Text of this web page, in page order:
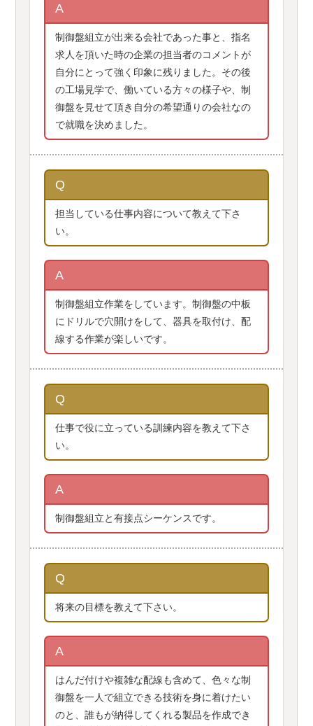
A
制御盤組立が出来る会社であった事と、指名
求人を頂いた時の企業の担当者のコメントが
自分にとって強く印象に残りました。その後
の工場見学で、働いている方々の様子や、制
御盤を見せて頂き自分の希望通りの会社なの
で就職を決めました。
Q
担当している仕事内容について教えて下さ
い。
A
制御盤組立作業をしています。制御盤の中板
にドリルで穴開けをして、器具を取付け、配
線する作業が楽しいです。
Q
仕事で役に立っている訓練内容を教えて下さ
い。
A
制御盤組立と有接点シーケンスです。
Q
将来の目標を教えて下さい。
A
はんだ付けや複雑な配線も含めて、色々な制
御盤を一人で組立できる技術を身に着けたい
のと、誰もが納得してくれる製品を作成でき